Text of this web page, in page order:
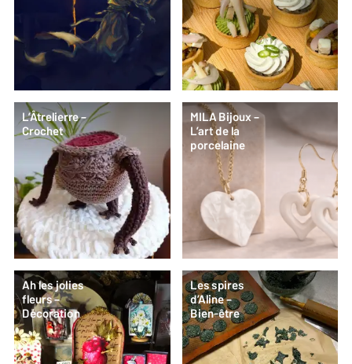
L’Âtrelierre –
Crochet
MILA Bijoux –
L’art de la
porcelaine
Ah les jolies
fleurs –
Décoration
Les spires
d’Aline –
Bien-être